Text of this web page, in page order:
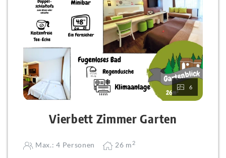
6
Vierbett Zimmer Garten
Max.: 4 Personen 26 m2